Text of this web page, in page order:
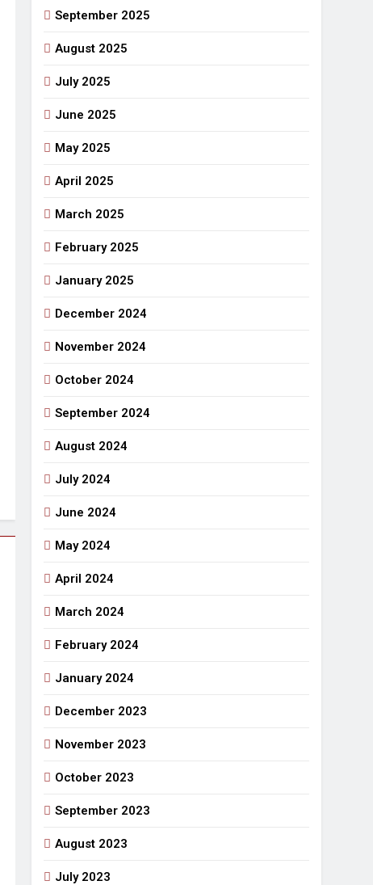
September 2025
August 2025
July 2025
June 2025
May 2025
April 2025
March 2025
February 2025
January 2025
December 2024
November 2024
October 2024
September 2024
August 2024
July 2024
June 2024
May 2024
April 2024
March 2024
February 2024
January 2024
December 2023
November 2023
October 2023
September 2023
August 2023
July 2023